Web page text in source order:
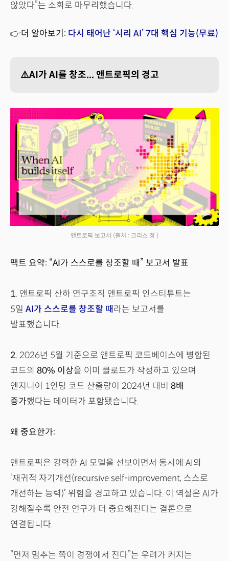
않았다”는 소회로 마무리했습니다.
👉더 알아보기: 다시 태어난 ‘시리 AI’ 7대 핵심 기능(무료)
⚠️AI가 AI를 창조... 앤트로픽의 경고
앤트로픽 보고서 (출처 : 크리스 정 )
팩트 요약: “AI가 스스로를 창조할 때” 보고서 발표
1. 앤트로픽 산하 연구조직 앤트로픽 인스티튜트는
5일 AI가 스스로를 창조할 때라는 보고서를
발표했습니다.
2. 2026년 5월 기준으로 앤트로픽 코드베이스에 병합된
코드의 80% 이상을 이미 클로드가 작성하고 있으며
엔지니어 1인당 코드 산출량이 2024년 대비 8배
증가했다는 데이터가 포함됐습니다.
왜 중요한가:
앤트로픽은 강력한 AI 모델을 선보이면서 동시에 AI의
‘재귀적 자기개선(recursive self-improvement, 스스로
개선하는 능력)’ 위험을 경고하고 있습니다. 이 역설은 AI가
강해질수록 안전 연구가 더 중요해진다는 결론으로
연결됩니다.
“먼저 멈추는 쪽이 경쟁에서 진다”는 우려가 커지는